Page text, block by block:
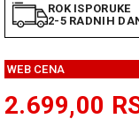
ROK ISPORUKE
2-5 RADNIH
WEB CENA
2.699,00